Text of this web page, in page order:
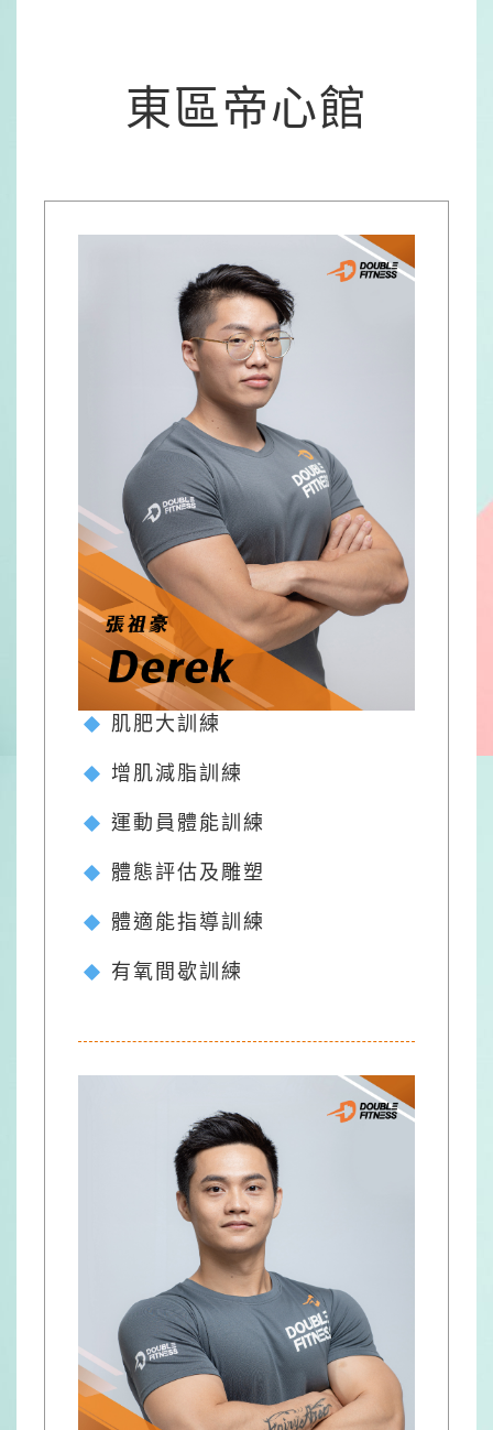
東區帝心館
肌肥大訓練
增肌減脂訓練
運動員體能訓練
體態評估及雕塑
體適能指導訓練
有氧間歇訓練